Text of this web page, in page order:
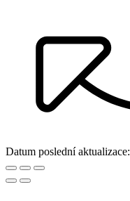
Datum poslední aktualizace: